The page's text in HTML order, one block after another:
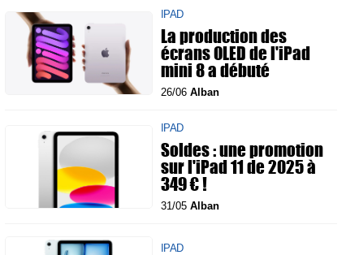
IPAD
La production des
écrans OLED de l'iPad
mini 8 a débuté
26/06 Alban
IPAD
Soldes : une promotion
sur l'iPad 11 de 2025 à
349 € !
31/05 Alban
IPAD